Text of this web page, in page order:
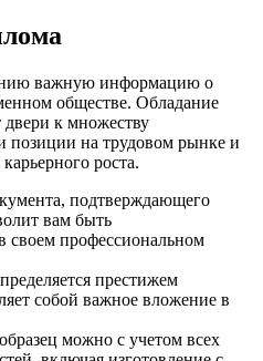
важную информацию о
обществе. Обладание
к множеству
позиции на трудовом рынке и
роста.
подтверждающего
вам быть
своем профессиональном
престижем
собой важное вложение в
можно с учетом всех